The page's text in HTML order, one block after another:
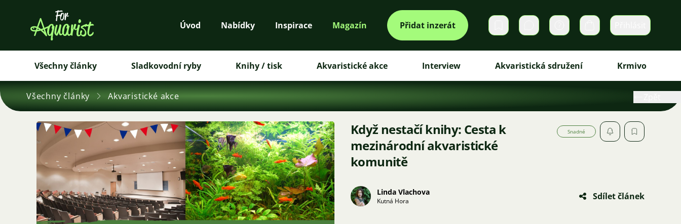
Úvod Nabídky Inspirace Magazín Přidat inzerát Soukromé zprávy Košík
Všechny články Sladkovodní ryby Knihy / tisk Akvaristické akce Interview Akvaristická sdružení Krmivo
Všechny články Akvaristické akce
Když nestačí knihy: Cesta k
mezinárodní akvaristické
komunitě
Snadné
Linda Vlachova
Kutná Hora Sdílet článek